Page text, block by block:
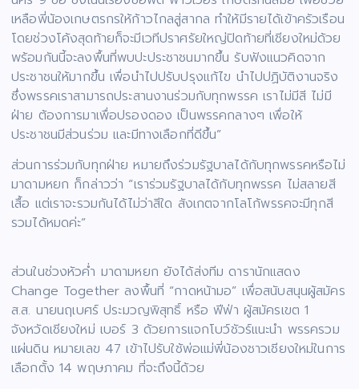
เหลือพี่น้องเกษตรกรให้ก้าวไกลสู่สากล ทำให้มีรายได้เข้าครัวเรือน
โดยช่วงโค้งสุดท้ายก็จะมีเวทีปราศรัยใหญ่ปิดท้ายที่เชียงใหม่ด้วย
พร้อมกันนี้จะลงพื้นที่พบปะประชาชนมากขึ้น รับฟังแนวคิดจาก
ประชาชนให้มากขึ้น เพื่อนำไปปรับปรุงแก้ไข นำไปปฏิบัติงานจริง
ซึ่งพรรคเราสามารถประสานงานร่วมกับทุกพรรค เราไม่มีสี ไม่มี
ฝ่าย ต้องการมาเพื่อปรองดอง เป็นพรรคกลางๆ เพื่อให้
ประชาชนมีส่วนร่วม และมีทางเลือกที่ดีขึ้น”
ส่วนการร่วมกับทุกฝ่าย หมายถึงร่วมรัฐบาลได้กับทุกพรรคหรือไม่
มาดามหยก ก็กล่าวว่า “เราร่วมรัฐบาลได้กับทุกพรรค ไม่สลายสี
เสื้อ แต่เราจะรวมกันได้ไม่ว่าสีใด สังเกตจากโลโก้พรรคจะมีทุกสี
รวมได้หมดค่ะ”
ส่วนในช่วงหัวค่ำ มาดามหยก ยังได้ส่งทีม ดารานักแสดง
Change Together ลงพื้นที่ “กาดหน้ามอ” เพื่อสนับสนุนผู้สมัคร
ส.ส. นายนฤเบศร์ ประมวญพิสุทธิ์ หรือ ฟีฟ่า ผู้สมัครเขต 1
จังหวัดเชียงใหม่ เบอร์ 3 ด้วยการแจกโบว์ชัวร์แนะนำ พรรครวม
แผ่นดิน หมายเลข 47 เข้าไปรับใช้พ่อแม่พี่น้องชาวเชียงใหม่ในการ
เลือกตั้ง 14 พฤษภาคม ที่จะถึงนี้ด้วย